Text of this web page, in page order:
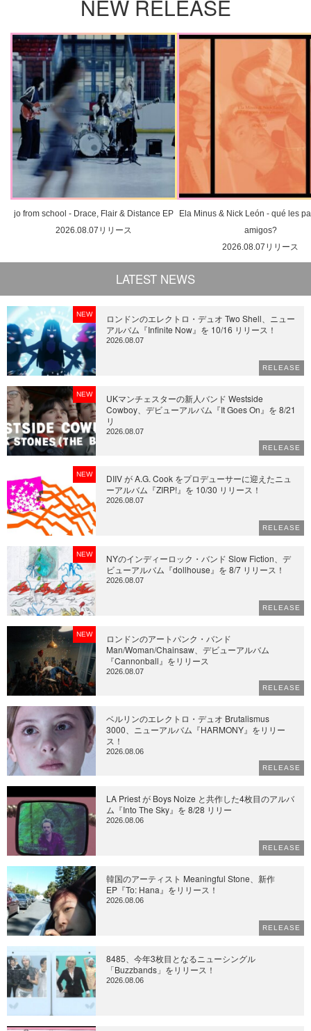
NEW RELEASE
jo from school - Drace, Flair & Distance EP
2026.08.07リリース
Ela Minus & Nick León - qué les
amigos?
2026.08.07リリース
LATEST NEWS
NEW
ロンドンのエレクトロ・デュオ Two Shell、ニュー
アルバム『Infinite Now』を 10/16 リリース！
2026.08.07
RELEASE
NEW
UKマンチェスターの新人バンド Westside
Cowboy、デビューアルバム『It Goes On』を 8/21
リ
2026.08.07
RELEASE
NEW
DIIV が A.G. Cook をプロデューサーに迎えたニュ
ーアルバム『ZIRP!』を 10/30 リリース！
2026.08.07
RELEASE
NEW
NYのインディーロック・バンド Slow Fiction、デ
ビューアルバム『dollhouse』を 8/7 リリース！
2026.08.07
RELEASE
NEW
ロンドンのアートパンク・バンド
Man/Woman/Chainsaw、デビューアルバム
『Cannonball』をリリース
2026.08.07
RELEASE
ベルリンのエレクトロ・デュオ Brutalismus
3000、ニューアルバム『HARMONY』をリリー
ス！
2026.08.06
RELEASE
LA Priest が Boys Noize と共作した4枚目のアルバ
ム『Into The Sky』を 8/28 リリー
2026.08.06
RELEASE
韓国のアーティスト Meaningful Stone、新作
EP『To: Hana』をリリース！
2026.08.06
RELEASE
8485、今年3枚目となるニューシングル
「Buzzbands」をリリース！
2026.08.06